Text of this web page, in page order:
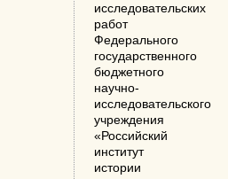
исследовательских
работ
Федерального
государственного
бюджетного
научно-
исследовательского
учреждения
«Российский
институт
истории